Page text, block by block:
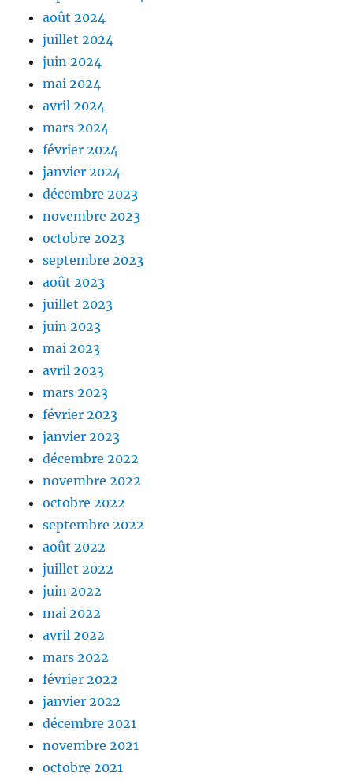
août 2024
juillet 2024
juin 2024
mai 2024
avril 2024
mars 2024
février 2024
janvier 2024
décembre 2023
novembre 2023
octobre 2023
septembre 2023
août 2023
juillet 2023
juin 2023
mai 2023
avril 2023
mars 2023
février 2023
janvier 2023
décembre 2022
novembre 2022
octobre 2022
septembre 2022
août 2022
juillet 2022
juin 2022
mai 2022
avril 2022
mars 2022
février 2022
janvier 2022
décembre 2021
novembre 2021
octobre 2021